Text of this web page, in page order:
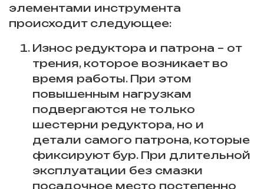
элементами инструмента
происходит следующее:
Износ редуктора и патрона – от
трения, которое возникает во
время работы. При этом
повышенным нагрузкам
подвергаются не только
шестерни редуктора, но и
детали самого патрона, которые
фиксируют бур. При длительной
эксплуатации без смазки
посадочное место постепенно